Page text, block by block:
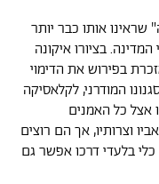
אותו כבר יותר
בציורו איקונה
בפירוש את הדימוי
המודרני, לקלאסיקה
אצל כל האמנים
וצרותיו, אך הם רוצים
בלעדי דרכו אפשר גם